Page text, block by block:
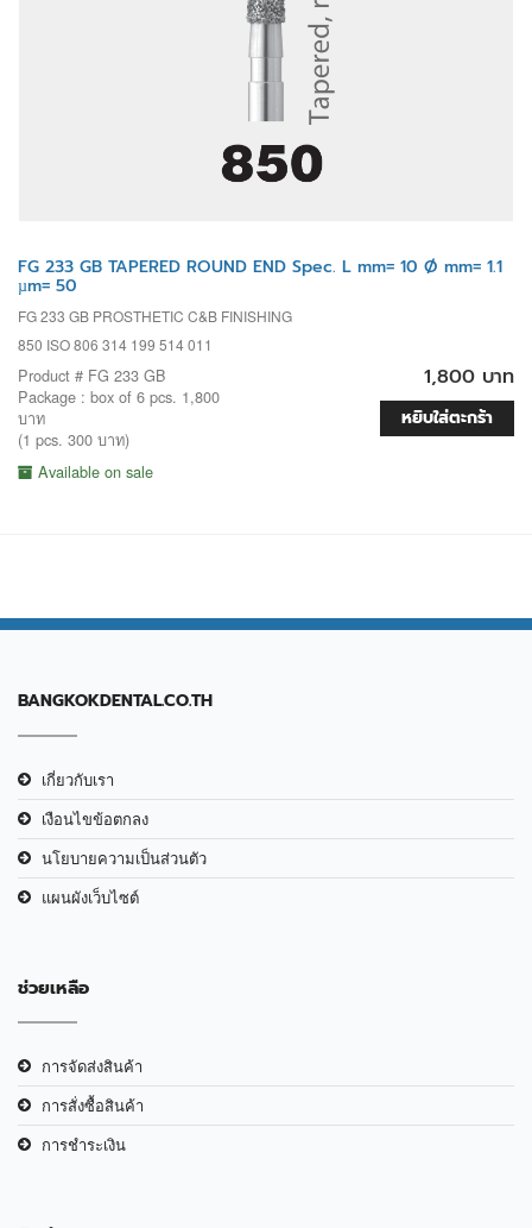
FG 233 GB TAPERED ROUND END Spec. L mm= 10 Ø mm= 1.1
µm= 50
FG 233 GB PROSTHETIC C&B FINISHING
850 ISO 806 314 199 514 011
Product # FG 233 GB
Package : box of 6 pcs. 1,800
บาท
(1 pcs. 300 บาท)
Available on sale
1,800 บาท
หยิบใส่ตะกร้า
BANGKOKDENTAL.CO.TH
เกี่ยวกับเรา
เงือนไขข้อตกลง
นโยบายความเป็นส่วนตัว
แผนผังเว็บไซต์
ช่วยเหลือ
การจัดส่งสินค้า
การสั่งซื้อสินค้า
การชำระเงิน